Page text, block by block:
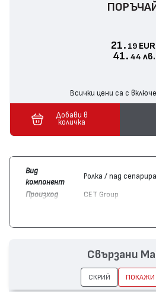
21. 19 EUR
41. 44 лв.
Всички цени са с
Добави в
количка
Вид
компонент
Ролка / пад
Произход
CET Group
Свързани
СКРИЙ ПОКАЖИ